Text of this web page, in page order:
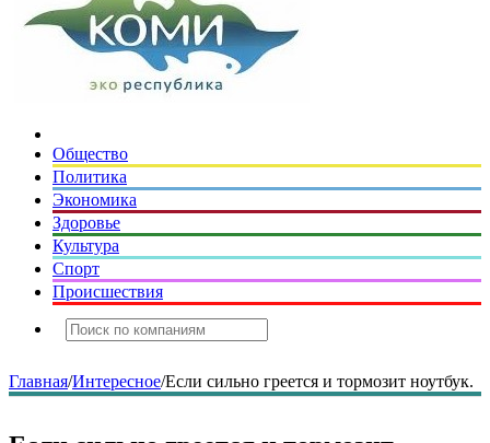
Общество
Политика
Экономика
Здоровье
Культура
Спорт
Происшествия
Главная/Интересное/Если сильно греется и тормозит ноутбук.